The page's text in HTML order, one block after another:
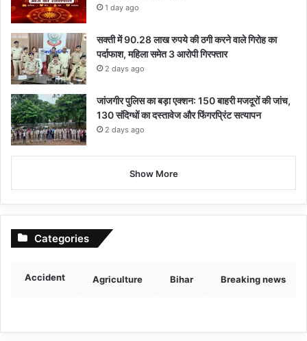
1 day ago
सक्ती में 90.28 लाख रुपये की ठगी करने वाले गिरोह का
पर्दाफाश, महिला समेत 3 आरोपी गिरफ्तार
2 days ago
जांजगीर पुलिस का बड़ा एक्शन: 150 बाहरी मजदूरों की जांच,
130 संदिग्धों का दस्तावेज और फिंगरप्रिंट सत्यापन
2 days ago
Show More
Categories
Accident Agriculture Bihar Breaking news